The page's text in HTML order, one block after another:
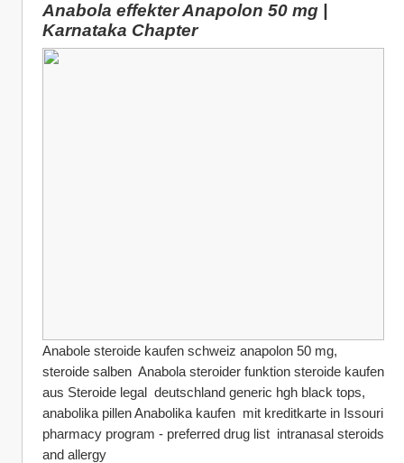
Anabola effekter Anapolon 50 mg |
Karnataka Chapter
Anabole steroide kaufen schweiz anapolon 50 mg,
steroide salben  Anabola steroider funktion steroide kaufen
aus Steroide legal  deutschland generic hgh black tops,
anabolika pillen Anabolika kaufen  mit kreditkarte in Issouri
pharmacy program - preferred drug list  intranasal steroids
and allergy